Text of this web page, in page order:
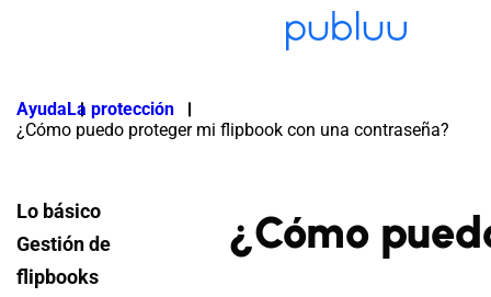
AyudaLa protección
¿Cómo puedo proteger mi flipbook con una contraseña?
Lo básico
Gestión de
flipbooks
¿Cómo